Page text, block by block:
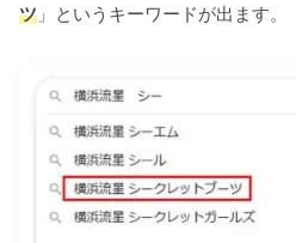
ツ 」というキーワードが出ます。